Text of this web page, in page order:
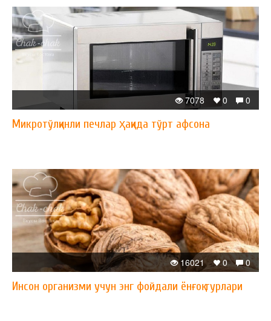
0
0
7078
Микротўлқинли печлар ҳақида тўрт афсона
0
0
16021
Инсон организми учун энг фойдали ёнғоқ турлари